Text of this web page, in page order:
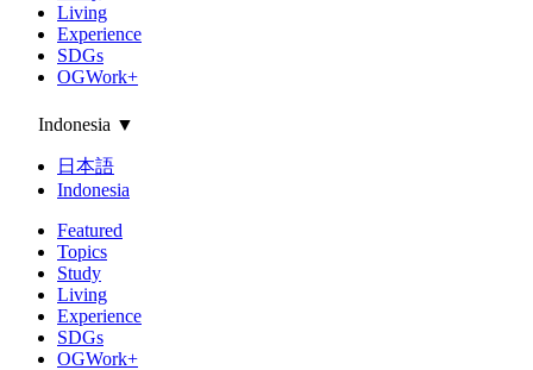
Living
Experience
SDGs
OGWork+
Indonesia ▼
日本語
Indonesia
Featured
Topics
Study
Living
Experience
SDGs
OGWork+